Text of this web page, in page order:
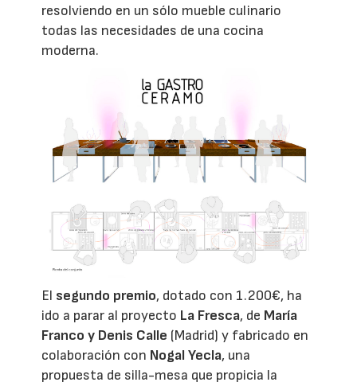
resolviendo en un sólo mueble culinario
todas las necesidades de una cocina
moderna.
El segundo premio, dotado con 1.200€, ha
ido a parar al proyecto La Fresca, de María
Franco y Denis Calle (Madrid) y fabricado en
colaboración con Nogal Yecla, una
propuesta de silla-mesa que propicia la